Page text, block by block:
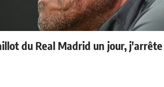
du Real Madrid un jour, j'arrête